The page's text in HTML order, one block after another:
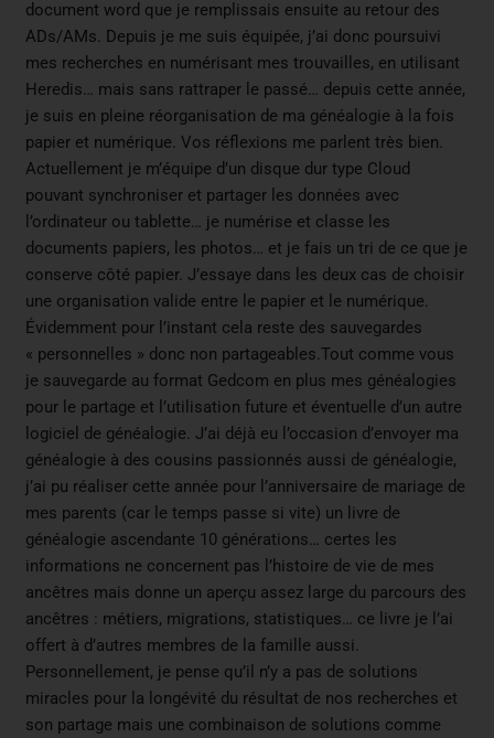
document word que je remplissais ensuite au retour des
ADs/AMs. Depuis je me suis équipée, j’ai donc poursuivi
mes recherches en numérisant mes trouvailles, en utilisant
Heredis… mais sans rattraper le passé… depuis cette année,
je suis en pleine réorganisation de ma généalogie à la fois
papier et numérique. Vos réflexions me parlent très bien.
Actuellement je m’équipe d’un disque dur type Cloud
pouvant synchroniser et partager les données avec
l’ordinateur ou tablette… je numérise et classe les
documents papiers, les photos… et je fais un tri de ce que je
conserve côté papier. J’essaye dans les deux cas de choisir
une organisation valide entre le papier et le numérique.
Évidemment pour l’instant cela reste des sauvegardes
« personnelles » donc non partageables.Tout comme vous
je sauvegarde au format Gedcom en plus mes généalogies
pour le partage et l’utilisation future et éventuelle d’un autre
logiciel de généalogie. J’ai déjà eu l’occasion d’envoyer ma
généalogie à des cousins passionnés aussi de généalogie,
j’ai pu réaliser cette année pour l’anniversaire de mariage de
mes parents (car le temps passe si vite) un livre de
généalogie ascendante 10 générations… certes les
informations ne concernent pas l’histoire de vie de mes
ancêtres mais donne un aperçu assez large du parcours des
ancêtres : métiers, migrations, statistiques… ce livre je l’ai
offert à d’autres membres de la famille aussi.
Personnellement, je pense qu’il n’y a pas de solutions
miracles pour la longévité du résultat de nos recherches et
son partage mais une combinaison de solutions comme